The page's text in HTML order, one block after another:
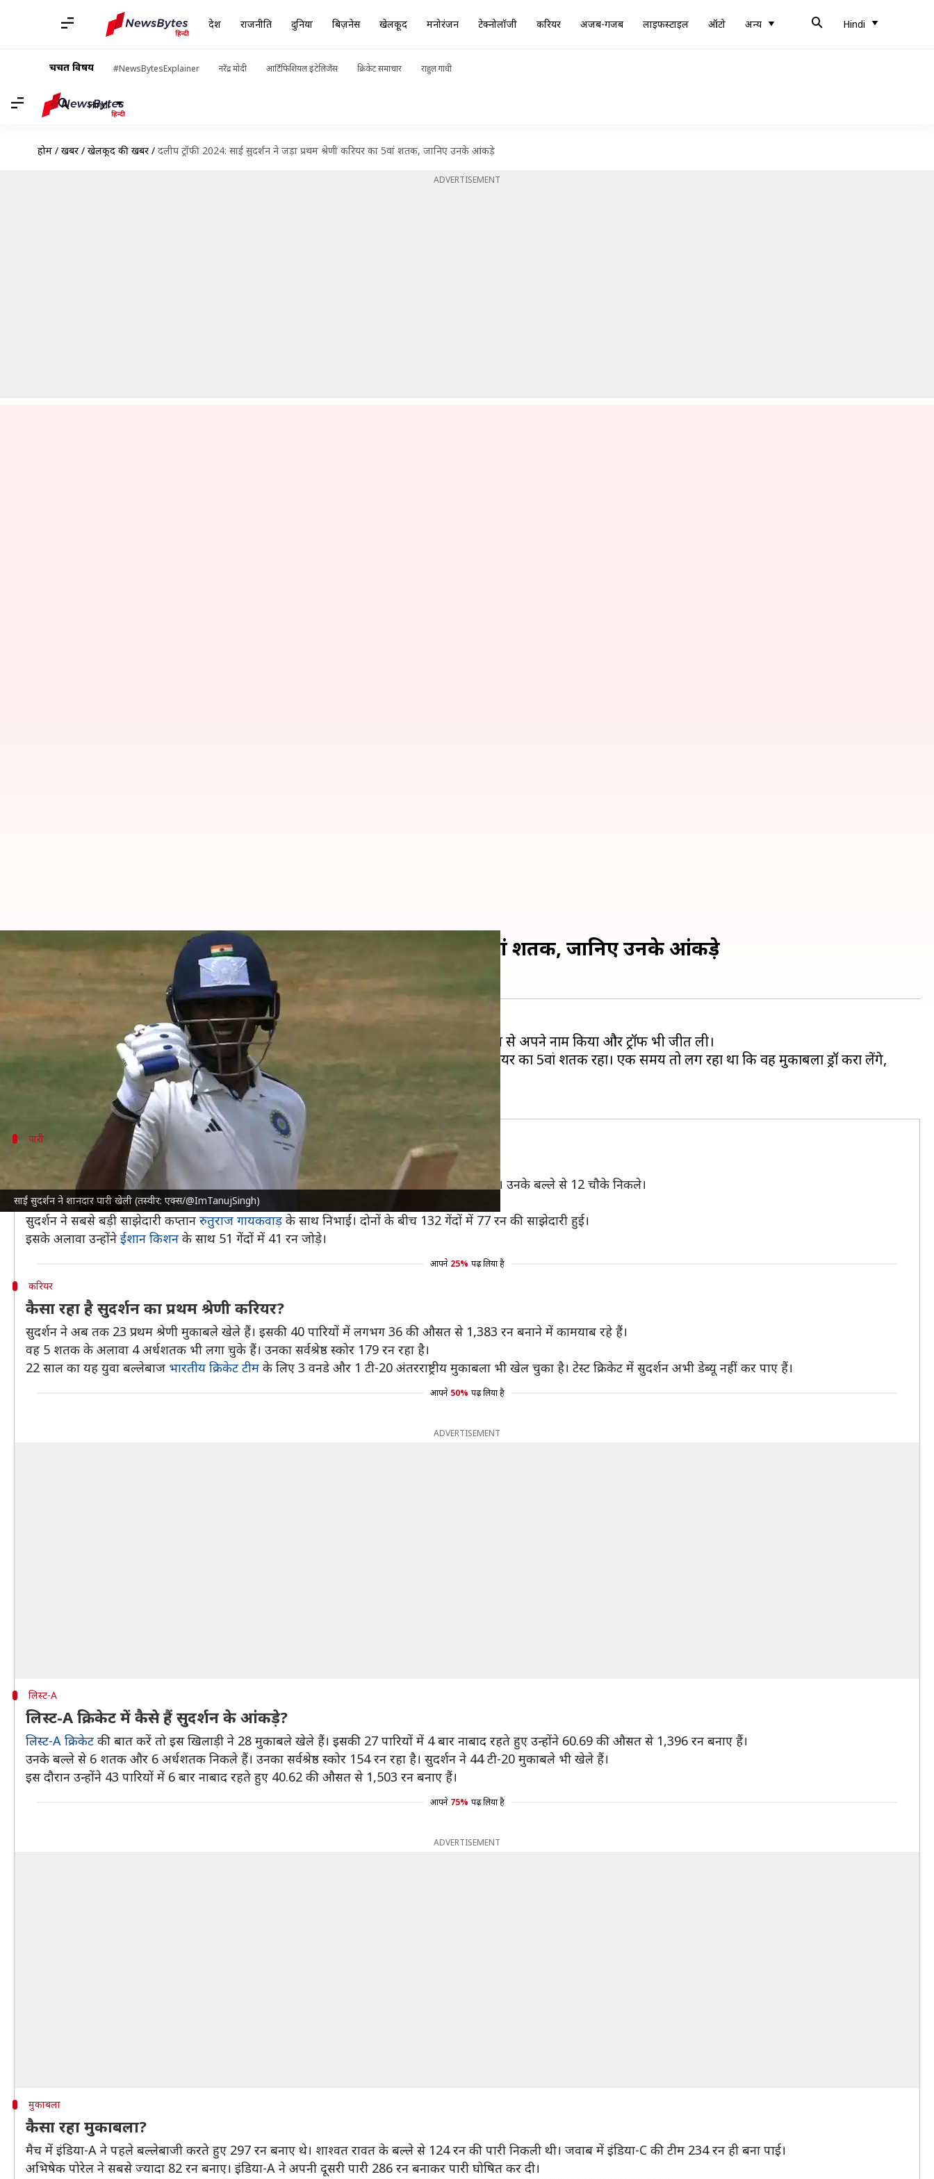
देश राजनीति दुनिया बिज़नेस खेलकूद मनोरंजन टेक्नोलॉजी करियर अजब-गजब लाइफस्टाइल ऑटो अन्य Hindi
चर्चित विषय #NewsBytesExplainer नरेंद्र मोदी आर्टिफिशियल इंटेलिजेंस क्रिकेट समाचार राहुल गांधी
Hindi
होम / खबरें / खेलकूद की खबरें / दलीप ट्रॉफी 2024: साई सुदर्शन ने जड़ा प्रथम श्रेणी करियर का 5वां शतक, जानिए उनके आंकड़े
ADVERTISEMENT
साई सुदर्शन ने शानदार पारी खेली (तस्वीर: एक्स/@ImTanujSingh)
दलीप ट्रॉफी 2024: साई सुदर्शन ने जड़ा प्रथम श्रेणी करियर का 5वां शतक, जानिए उनके आंकड़े
06:53 pm
क्या है खबर?
दलीप ट्रॉफी
2024 का छठा मैच इंडिया-A और इंडिया-C के बीच खेला गया। इसे इंडिया-A ने 132 रन से अपने नाम किया और ट्रॉफी भी जीत ली।
इंडिया-C के लिए दूसरी पारी मेंसाई सुदर्शन (111) ने अकेले संघर्ष किया। यह उनके प्रथम श्रेणी करियर का 5वां शतक रहा। एक समय तो लग रहा था कि वह मुकाबला ड्रॉ करा लेंगे,
लेकिन ऐसा नहीं हो सका।
पारी
कैसी रही सुदर्शन की पारी और साझेदारी?
सुदर्शन नंबर-3 पर बल्लेबाजी करने आए थे। उन्होने मैच में 206 गेंदों का सामना किया और 111 रन बनाए। उनके बल्ले से 12 चौके निकले।
उनके अलावा कोई भी बल्लेबाज इंडिया-C के लिए अर्धशतक भी नहीं लगा पाया।
सुदर्शन ने सबसे बड़ी साझेदारी कप्तान रुतुराज गायकवाड़ के साथ निभाई। दोनों के बीच 132 गेंदों में 77 रन की साझेदारी हुई।
इसके अलावा उन्होंने ईशान किशन के साथ 51 गेंदों में 41 रन जोड़े।
आपने 25% पढ़ लिया है
करियर
कैसा रहा है सुदर्शन का प्रथम श्रेणी करियर?
सुदर्शन ने अब तक 23 प्रथम श्रेणी मुकाबले खेले हैं। इसकी 40 पारियों में लगभग 36 की औसत से 1,383 रन बनाने में कामयाब रहे हैं।
वह 5 शतक के अलावा 4 अर्धशतक भी लगा चुके हैं। उनका सर्वश्रेष्ठ स्कोर 179 रन रहा है।
22 साल का यह युवा बल्लेबाज भारतीय क्रिकेट टीम के लिए 3 वनडे और 1 टी-20 अंतरराष्ट्रीय मुकाबला भी खेल चुका है। टेस्ट क्रिकेट में सुदर्शन अभी डेब्यू नहीं कर पाए हैं।
आपने 50% पढ़ लिया है
ADVERTISEMENT
लिस्ट-A
लिस्ट-A क्रिकेट में कैसे हैं सुदर्शन के आंकड़े?
लिस्ट-A क्रिकेट की बात करें तो इस खिलाड़ी ने 28 मुकाबले खेले हैं। इसकी 27 पारियों में 4 बार नाबाद रहते हुए उन्होंने 60.69 की औसत से 1,396 रन बनाए हैं।
उनके बल्ले से 6 शतक और 6 अर्धशतक निकले हैं। उनका सर्वश्रेष्ठ स्कोर 154 रन रहा है। सुदर्शन ने 44 टी-20 मुकाबले भी खेले हैं।
इस दौरान उन्होंने 43 पारियों में 6 बार नाबाद रहते हुए 40.62 की औसत से 1,503 रन बनाए हैं।
आपने 75% पढ़ लिया है
ADVERTISEMENT
मुकाबला
कैसा रहा मुकाबला?
मैच में इंडिया-A ने पहले बल्लेबाजी करते हुए 297 रन बनाए थे। शाश्वत रावत के बल्ले से 124 रन की पारी निकली थी। जवाब में इंडिया-C की टीम 234 रन ही बना पाई।
अभिषेक पोरेल ने सबसे ज्यादा 82 रन बनाए। इंडिया-A ने अपनी दूसरी पारी 286 रन बनाकर पारी घोषित कर दी।